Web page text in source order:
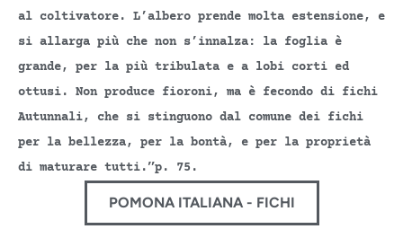
al coltivatore. L’albero prende molta estensione, e
si allarga più che non s’innalza: la foglia è
grande, per la più tribulata e a lobi corti ed
ottusi. Non produce fioroni, ma è fecondo di fichi
Autunnali, che si stinguono dal comune dei fichi
per la bellezza, per la bontà, e per la proprietà
di maturare tutti.”p. 75.
POMONA ITALIANA - FICHI